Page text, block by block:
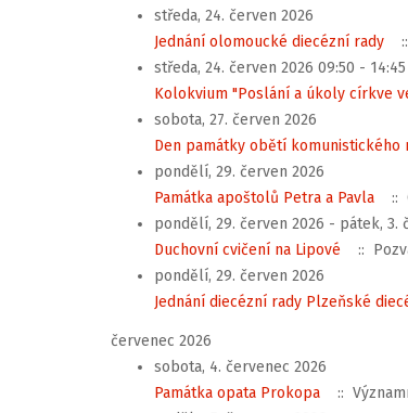
středa, 24. červen 2026
Jednání olomoucké diecézní rady
středa, 24. červen 2026 09:50 - 14:45
Kolokvium "Poslání a úkoly církve
sobota, 27. červen 2026
Den památky obětí komunistického
pondělí, 29. červen 2026
Památka apoštolů Petra a Pavla
::
pondělí, 29. červen 2026 - pátek, 3.
Duchovní cvičení na Lipové
::
pondělí, 29. červen 2026
Jednání diecézní rady Plzeňské
červenec 2026
sobota, 4. červenec 2026
Památka opata Prokopa
::